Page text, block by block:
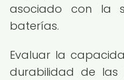
asociado con la
baterías.
Evaluar la
durabilidad de las